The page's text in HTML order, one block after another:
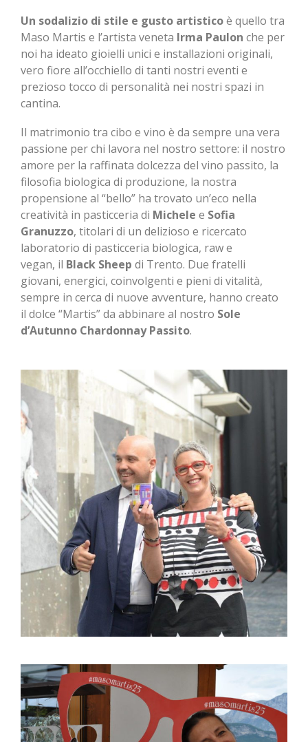
Un sodalizio di stile e gusto artisticoè quello tra
Maso Martis e l’artista veneta Irma Paulon che per
noi ha ideato gioielli unici e installazioni originali,
vero fiore all’occhiello di tanti nostri eventi e
prezioso tocco di personalità nei nostri spazi in
cantina.
Il matrimonio tra cibo e vino è da sempre una vera
passione per chi lavora nel nostro settore: il nostro
amore per la raffinata dolcezza del vino passito, la
filosofia biologica di produzione, la nostra
propensione al “bello” ha trovato un’eco nella
creatività in pasticceria di Michele e Sofia
Granuzzo, titolari di un delizioso e ricercato
laboratorio di pasticceria biologica, raw e
vegan, il Black Sheep di Trento. Due fratelli
giovani, energici, coinvolgenti e pieni di vitalità,
sempre in cerca di nuove avventure, hanno creato
il dolce “Martis” da abbinare al nostro Sole
d’Autunno Chardonnay Passito.